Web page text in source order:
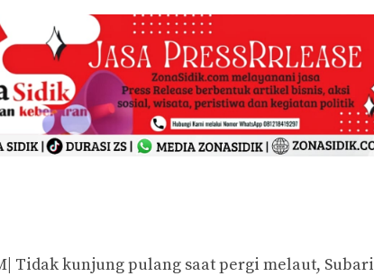
Tidak kunjung pulang saat pergi melaut, Subari